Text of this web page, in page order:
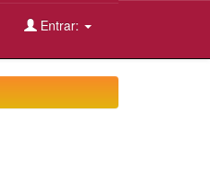
Entrar: